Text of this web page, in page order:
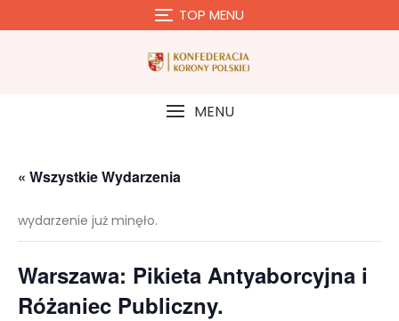
to
TOP MENU
MENU
« Wszystkie Wydarzenia
wydarzenie już minęło.
Warszawa: Pikieta Antyaborcyjna i
Różaniec Publiczny.